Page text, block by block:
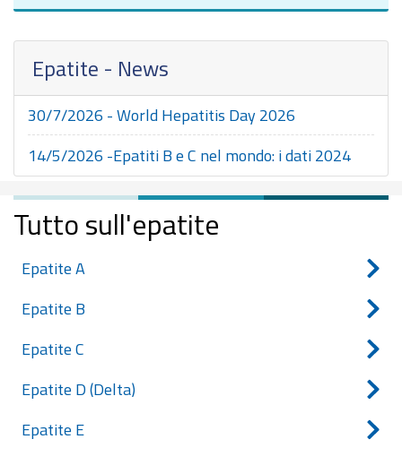
Epatite - News
30/7/2026 - World Hepatitis Day 2026
14/5/2026 -Epatiti B e C nel mondo: i dati 2024
Tutto sull'epatite
Epatite A
Epatite B
Epatite C
Epatite D (Delta)
Epatite E